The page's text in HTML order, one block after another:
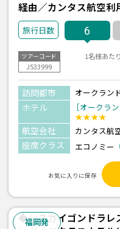
経由／カンタス航空利
6
ツアーコード
J533999
1名様あたり
訪問都市 オークラン
ホテル ［オークラン
★★★★
航空会社 カンタス航
座席クラス エコノミー
お気に入りに保存
福岡発
◆◇スカイゴンドラレ